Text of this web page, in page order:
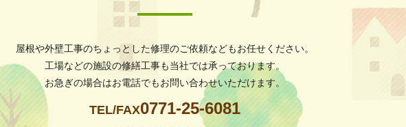
屋根や外壁工事のちょっとした修理のご依頼などもお任せください。
工場などの施設の修繕工事も当社では承っております。
お急ぎの場合はお電話でもお問い合わせいただけます。
TEL/FAX0771-25-6081